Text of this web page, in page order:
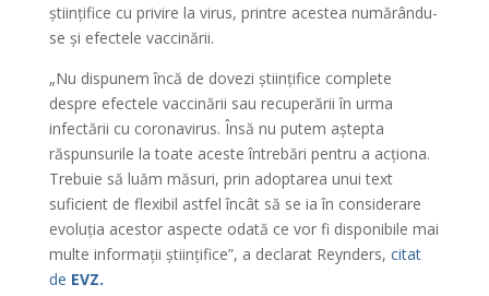
științifice cu privire la virus, printre acestea numărându-
se și efectele vaccinării.
„Nu dispunem încă de dovezi științifice complete
despre efectele vaccinării sau recuperării în urma
infectării cu coronavirus. Însă nu putem aștepta
răspunsurile la toate aceste întrebări pentru a acționa.
Trebuie să luăm măsuri, prin adoptarea unui text
suficient de flexibil astfel încât să se ia în considerare
evoluția acestor aspecte odată ce vor fi disponibile mai
multe informații științifice”, a declarat Reynders, citat
de EVZ.